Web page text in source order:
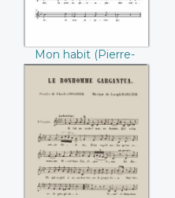
Mon habit (Pierre-
Jean de Béranger)
Le bonhomme
Gargantua
(Charles Pradier /
Joseph Darcier)